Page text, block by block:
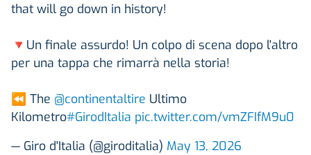
that will go down in history!
🔻Un finale assurdo! Un colpo di scena dopo l'altro
per una tappa che rimarrà nella storia!
⏪ The @continentaltire Ultimo
Kilometro#GirodItalia pic.twitter.com/vmZFIfM9u0
— Giro d'Italia (@giroditalia) May 13, 2026